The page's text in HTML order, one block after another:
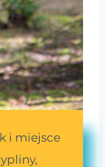
i miejsce